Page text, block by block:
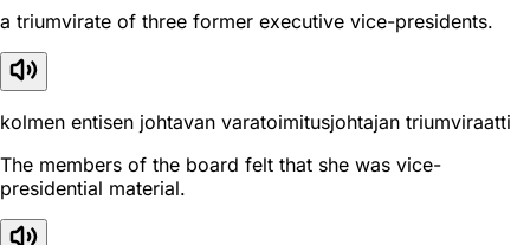
a triumvirate of three former executive vice-presidents.
kolmen entisen johtavan varatoimitusjohtajan triumviraatti
The members of the board felt that she was vice-
presidential material.